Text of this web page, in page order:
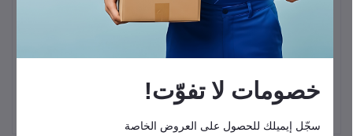
الجودة: ملفات نحاس 100%
تضمن تشغيل مستمر دون ارتفاع
الحرارة.
خصومات لا تفوّت!
سجّل إيميلك للحصول على العروض الخاصة